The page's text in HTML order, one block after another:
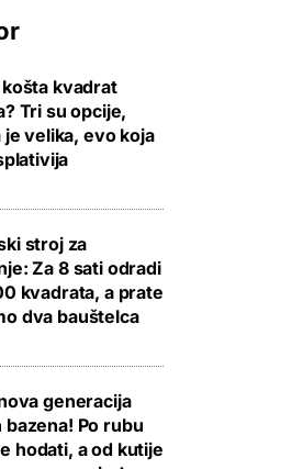
kvadrat
Tri su opcije,
je velika, evo koja
stroj za
Za 8 sati odradi
kvadrata, a prate
dva bauštelca
generacija
bazena! Po rubu
hodati, a od kutije